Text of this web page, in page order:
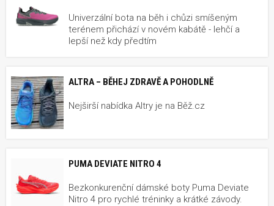
Univerzální bota na běh i chůzi smíšeným
terénem přichází v novém kabátě - lehčí a
lepší než kdy předtím
ALTRA – BĚHEJ ZDRAVĚ A POHODLNĚ
Nejširší nabídka Altry je na Běž.cz
PUMA DEVIATE NITRO 4
Bezkonkurenční dámské boty Puma Deviate
Nitro 4 pro rychlé tréninky a krátké závody.